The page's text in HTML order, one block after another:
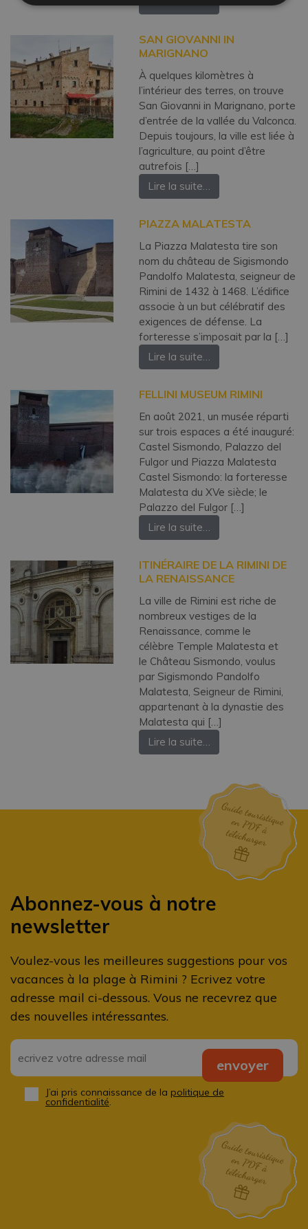
SAN GIOVANNI IN
MARIGNANO
À quelques kilomètres à
l’intérieur des terres, on trouve
San Giovanni in Marignano, porte
d’entrée de la vallée du Valconca.
Depuis toujours, la ville est liée à
l’agriculture, au point d’être
autrefois […]
Lire la suite…
PIAZZA MALATESTA
La Piazza Malatesta tire son
nom du château de Sigismondo
Pandolfo Malatesta, seigneur de
Rimini de 1432 à 1468. L’édifice
associe à un but célébratif des
exigences de défense. La
forteresse s’imposait par la […]
Lire la suite…
FELLINI MUSEUM RIMINI
En août 2021, un musée réparti
sur trois espaces a été inauguré:
Castel Sismondo, Palazzo del
Fulgor und Piazza Malatesta
Castel Sismondo: la forteresse
Malatesta du XVe siècle; le
Palazzo del Fulgor […]
Lire la suite…
ITINÉRAIRE DE LA RIMINI DE
LA RENAISSANCE
La ville de Rimini est riche de
nombreux vestiges de la
Renaissance, comme le
célèbre Temple Malatesta et
le Château Sismondo, voulus
par Sigismondo Pandolfo
Malatesta, Seigneur de Rimini,
appartenant à la dynastie des
Malatesta qui […]
Lire la suite…
Abonnez-vous à notre
newsletter
Voulez-vous les meilleures suggestions pour vos
vacances à la plage à Rimini ? Ecrivez votre
adresse mail ci-dessous. Vous ne recevrez que
des nouvelles intéressantes.
Email
Privacy*
J’ai pris connaissance de la politique de
confidentialité.
envoyer